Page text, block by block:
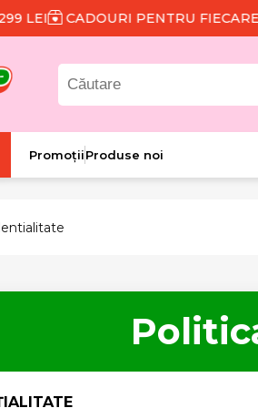
CADOURI PENTRU FIECARE
PromoțiiProduse noi